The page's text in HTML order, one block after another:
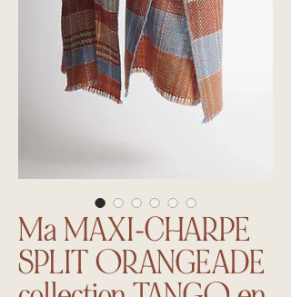
Ma MAXI-CHARPE
SPLIT ORANGEADE